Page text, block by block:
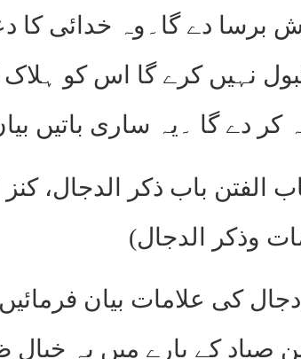
برسا دے گا۔وہ خدائی کا
نہیں کرے گا اس کو ہلاک
کر دے گا ۔یہ ساری باتیں
باب ذکر الدجال، کنز
وذکر الدجال)
کی علامات بیان
صیاد کے بارے میں یہ خیال